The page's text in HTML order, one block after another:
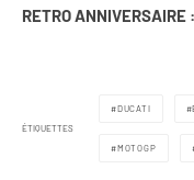
RETRO ANNIVERSAIRE :
ÉTIQUETTES
DUCATI
MOTOGP